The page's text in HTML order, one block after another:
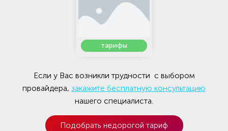
тарифы
Если у Вас возникли трудности с выбором
провайдера, закажите бесплатную консультацию
нашего специалиста.
Подобрать недорогой тариф